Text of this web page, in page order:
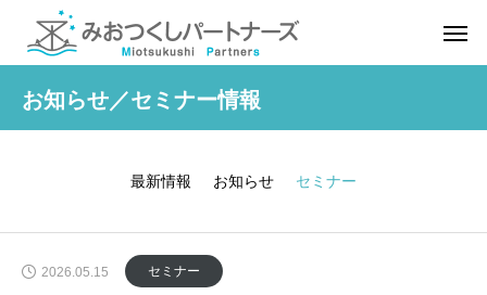
お知らせ／セミナー情報
最新情報 お知らせ セミナー
2026.05.15 セミナー